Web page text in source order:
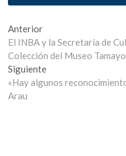
Navegación
de
entradas
AnteriorEntrada
anterior:
El INBA y la Secretaría de
Colección del Museo Tamayo
SiguienteEntrada
siguiente:
«Hay algunos
Arau